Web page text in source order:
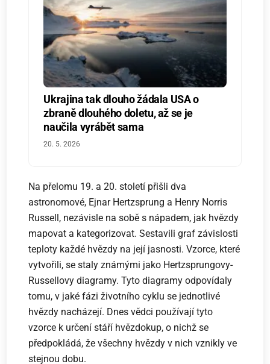
Ukrajina tak dlouho žádala USA o
zbraně dlouhého doletu, až se je
naučila vyrábět sama
20. 5. 2026
Na přelomu 19. a 20. století přišli dva
astronomové, Ejnar Hertzsprung a Henry Norris
Russell, nezávisle na sobě s nápadem, jak hvězdy
mapovat a kategorizovat. Sestavili graf závislosti
teploty každé hvězdy na její jasnosti. Vzorce, které
vytvořili, se staly známými jako Hertzsprungovy-
Russellovy diagramy. Tyto diagramy odpovídaly
tomu, v jaké fázi životního cyklu se jednotlivé
hvězdy nacházejí. Dnes vědci používají tyto
vzorce k určení stáří hvězdokup, o nichž se
předpokládá, že všechny hvězdy v nich vznikly ve
stejnou dobu.